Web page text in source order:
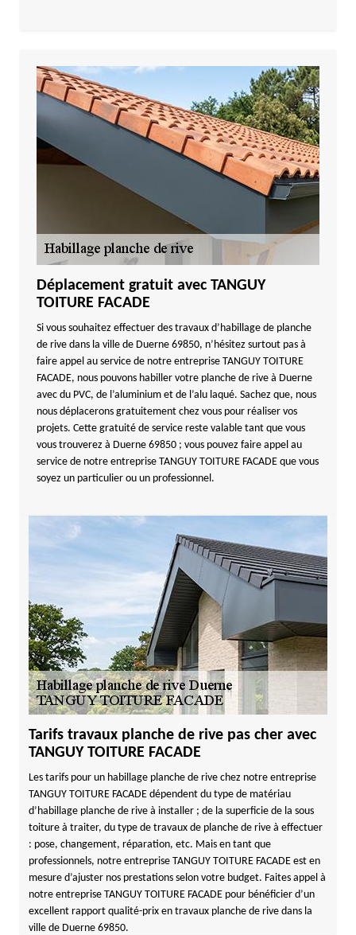
Déplacement gratuit avec TANGUY
TOITURE FACADE
Si vous souhaitez effectuer des travaux d’habillage de planche
de rive dans la ville de Duerne 69850, n’hésitez surtout pas à
faire appel au service de notre entreprise TANGUY TOITURE
FACADE, nous pouvons habiller votre planche de rive à Duerne
avec du PVC, de l’aluminium et de l’alu laqué. Sachez que, nous
nous déplacerons gratuitement chez vous pour réaliser vos
projets. Cette gratuité de service reste valable tant que vous
vous trouverez à Duerne 69850 ; vous pouvez faire appel au
service de notre entreprise TANGUY TOITURE FACADE que vous
soyez un particulier ou un professionnel.
Tarifs travaux planche de rive pas cher avec
TANGUY TOITURE FACADE
Les tarifs pour un habillage planche de rive chez notre entreprise
TANGUY TOITURE FACADE dépendent du type de matériau
d’habillage planche de rive à installer ; de la superficie de la sous
toiture à traiter, du type de travaux de planche de rive à effectuer
: pose, changement, réparation, etc. Mais en tant que
professionnels, notre entreprise TANGUY TOITURE FACADE est en
mesure d’ajuster nos prestations selon votre budget. Faites appel à
notre entreprise TANGUY TOITURE FACADE pour bénéficier d’un
excellent rapport qualité-prix en travaux planche de rive dans la
ville de Duerne 69850.